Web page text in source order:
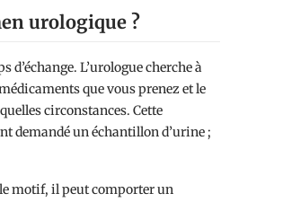
urologique ?
L’urologue cherche à
que vous prenez et le
circonstances. Cette
demandé un échantillon d’urine ;
motif, il peut comporter un